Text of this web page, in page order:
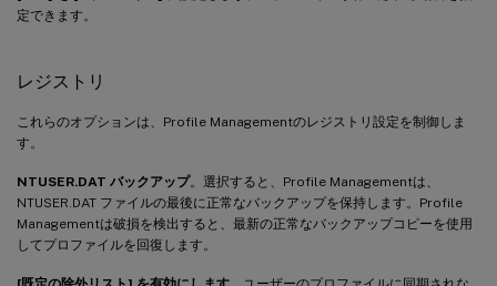
定できます。
レジストリ
これらのオプションは、Profile Managementのレジストリ設定を制御しま
す。
NTUSER.DAT バックアップ。選択すると、Profile Managementは、
NTUSER.DAT ファイルの最後に正常なバックアップを保持します。Profile
Managementは破損を検出すると、最新の正常なバックアップコピーを使用
してプロファイルを回復します。